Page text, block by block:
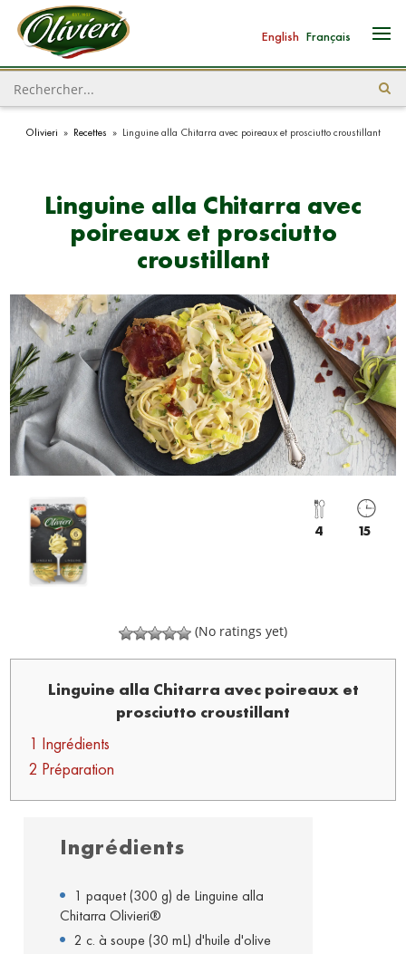
English Français
Olivieri » Recettes » Linguine alla Chitarra avec poireaux et prosciutto croustillant
Linguine alla Chitarra avec
poireaux et prosciutto
croustillant
4 15
(No ratings yet)
Linguine alla Chitarra avec poireaux et
prosciutto croustillant
1 Ingrédients
2 Préparation
Ingrédients
1 paquet (300 g) de Linguine alla
Chitarra Olivieri®
2 c. à soupe (30 mL) d'huile d'olive